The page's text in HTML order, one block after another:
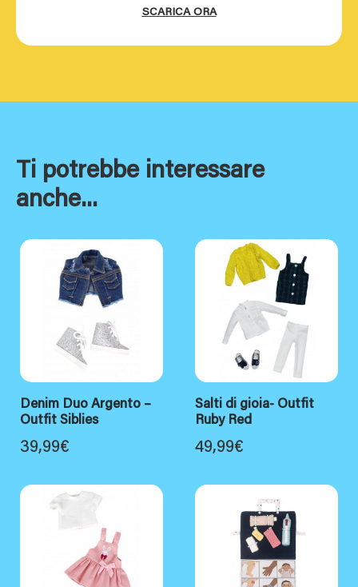
SCARICA ORA
Ti potrebbe interessare
anche...
Denim Duo Argento –
Outfit Siblies
39,99€
Salti di gioia- Outfit
Ruby Red
49,99€